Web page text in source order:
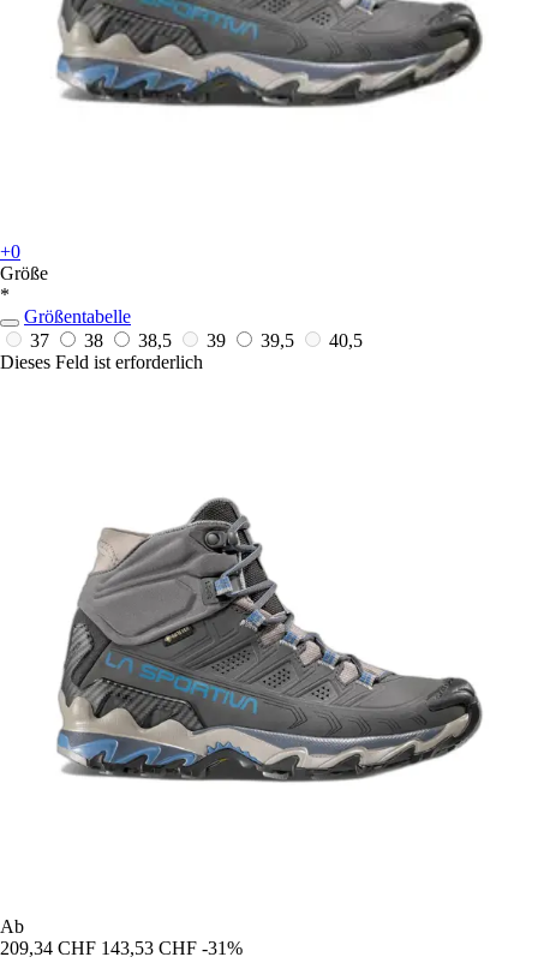
+0
Größe
*
Größentabelle
37
38 38,5 39 39,5
40,5
Dieses Feld ist erforderlich
Ab
209,34 CHF 143,53 CHF -31%